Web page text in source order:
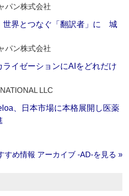
パン株式会社
世界とつなぐ「翻訳者」に 城
パン株式会社
イゼーションにAIをどれだけ
LLC
、日本市場に本格展開し医薬
すめ情報 アーカイブ ‐AD‐を見る »